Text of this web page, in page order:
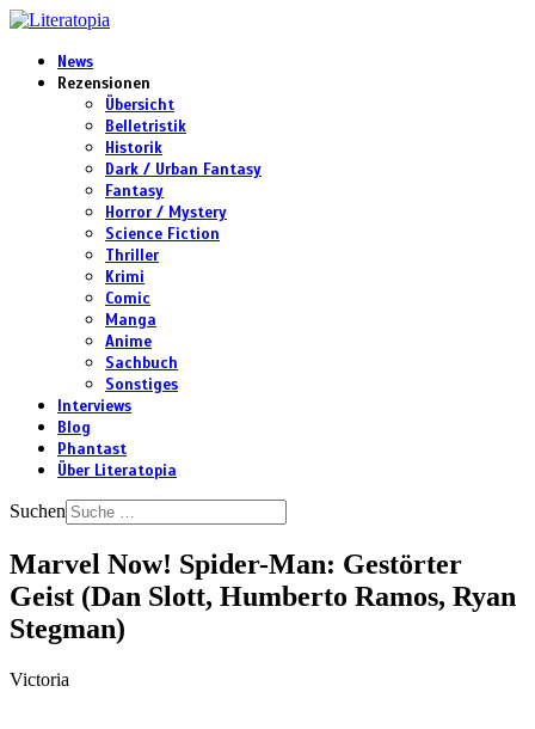
News
Rezensionen
Übersicht
Belletristik
Historik
Dark / Urban Fantasy
Fantasy
Horror / Mystery
Science Fiction
Thriller
Krimi
Comic
Manga
Anime
Sachbuch
Sonstiges
Interviews
Blog
Phantast
Über Literatopia
Suchen
Marvel Now! Spider-Man: Gestörter
Geist (Dan Slott, Humberto Ramos, Ryan
Stegman)
Victoria